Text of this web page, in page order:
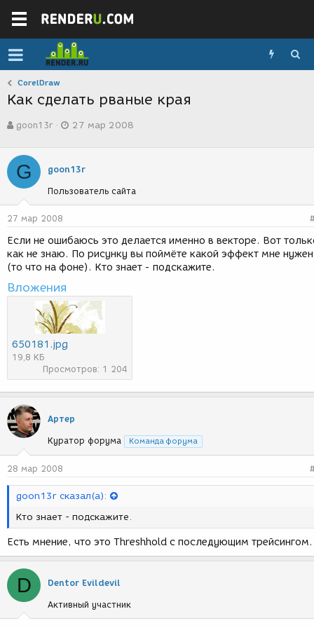
CorelDraw
Как сделать рваные края
в
о
р
т
е
м
ы
goon13r
а
с
з
д
и
я
27 мар 2008
G goon13r
Пользователь сайта
27 мар 2008
Если не ошибаюсь это делается именно в векторе. Вот
как не знаю. По рисунку вы поймёте какой эффект мне нужен
(то что на фоне). Кто знает - подскажите.
Вложения
650181.jpg
19,8 КБ
Просмотров: 1 204
Артер
Куратор форума Команда форума
28 мар 2008
goon13r сказал(а):
Кто знает - подскажите.
Есть мнение, что это Threshhold с последующим трейсингом.
D Dentor Evildevil
Активный участник